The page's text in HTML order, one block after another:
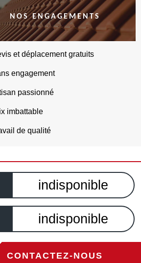
NOS ENGAGEMENTS
et déplacement gratuits
engagement
passionné
imbattable
de qualité
indisponible
indisponible
CONTACTEZ-NOUS